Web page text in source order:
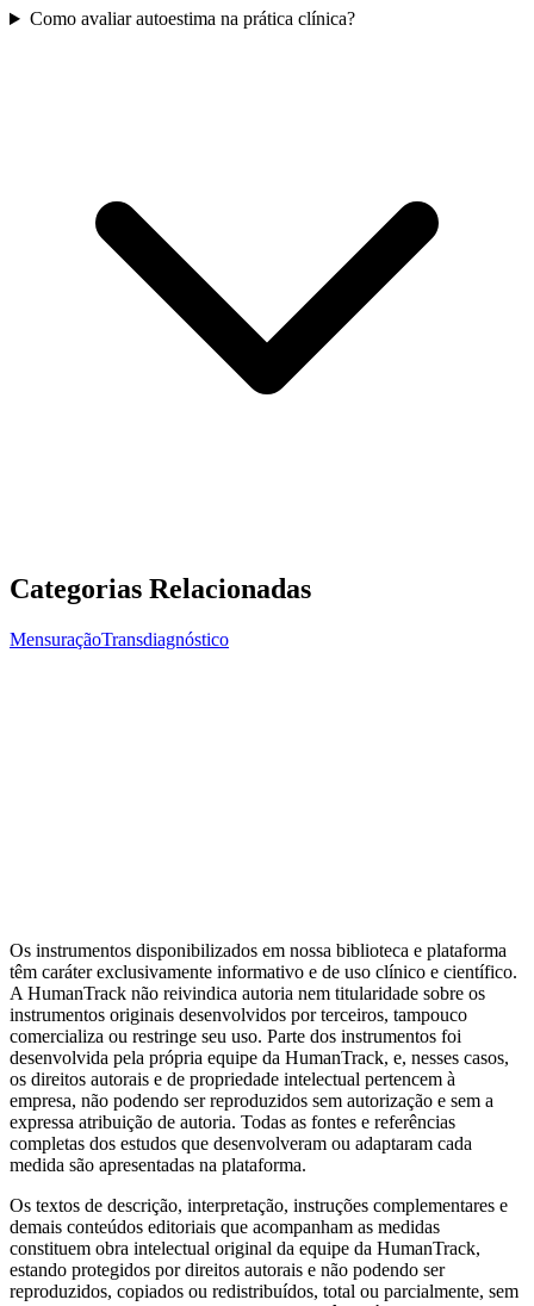
Como avaliar autoestima na prática clínica?
Categorias Relacionadas
MensuraçãoTransdiagnóstico
Os instrumentos disponibilizados em nossa biblioteca e plataforma
têm caráter exclusivamente informativo e de uso clínico e científico.
A HumanTrack não reivindica autoria nem titularidade sobre os
instrumentos originais desenvolvidos por terceiros, tampouco
comercializa ou restringe seu uso. Parte dos instrumentos foi
desenvolvida pela própria equipe da HumanTrack, e, nesses casos,
os direitos autorais e de propriedade intelectual pertencem à
empresa, não podendo ser reproduzidos sem autorização e sem a
expressa atribuição de autoria. Todas as fontes e referências
completas dos estudos que desenvolveram ou adaptaram cada
medida são apresentadas na plataforma.
Os textos de descrição, interpretação, instruções complementares e
demais conteúdos editoriais que acompanham as medidas
constituem obra intelectual original da equipe da HumanTrack,
estando protegidos por direitos autorais e não podendo ser
reproduzidos, copiados ou redistribuídos, total ou parcialmente, sem